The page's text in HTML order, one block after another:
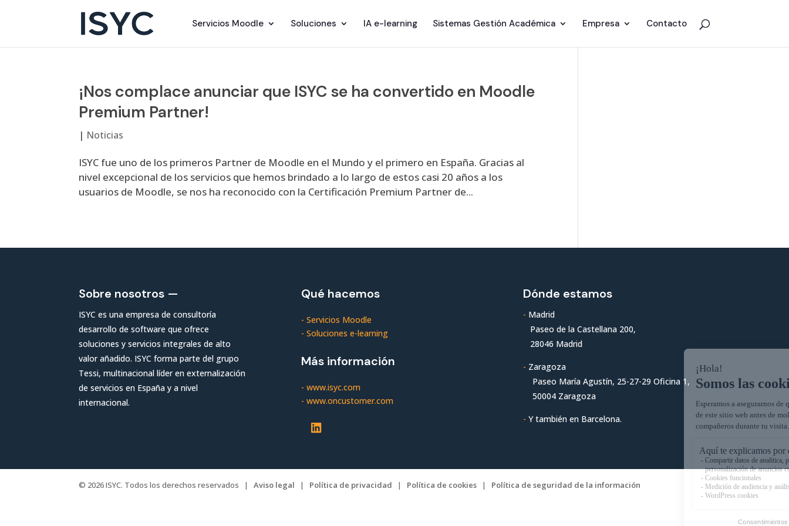
Servicios Moodle Soluciones IA e-learning Sistemas Gestión Académica Empresa Contacto
¡Nos complace anunciar que ISYC se ha convertido en Moodle
Premium Partner!
| Noticias
ISYC fue uno de los primeros Partner de Moodle en el Mundo y el primero en España. Gracias al
nivel excepcional de los servicios que hemos brindado a lo largo de estos casi 20 años a los
usuarios de Moodle, se nos ha reconocido con la Certificación Premium Partner de...
Sobre nosotros —
ISYC es una empresa de consultoría
desarrollo de software que ofrece
soluciones y servicios integrales de alto
valor añadido. ISYC forma parte del grupo
Tessi, multinacional líder en externalización
de servicios en España y a nivel
internacional.
Qué hacemos
- Servicios Moodle
- Soluciones e-learning
Más información
- www.isyc.com
- www.oncustomer.com
LinkedIn
Dónde estamos
- Madrid
Paseo de la Castellana 200,
28046 Madrid
- Zaragoza
Paseo María Agustín, 25-27-29 Oficina 1,
50004 Zaragoza
- Y también en Barcelona.
© 2026 ISYC. Todos los derechos reservados |Aviso legal | Política de privacidad | Política de cookies | Política de seguridad de la información